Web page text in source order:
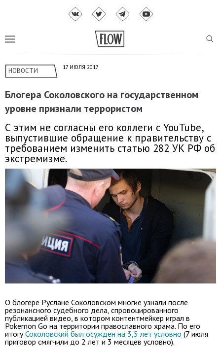
НОВОСТИ 17 ИЮЛЯ 2017
Блогера Соколовского на государственном
уровне признали террористом
С этим не согласны его коллеги с YouTube,
выпустившие обращение к правительству с
требованием изменить статью 282 УК РФ об
экстремизме.
О блогере Руслане Соколовском многие узнали после
резонансного судебного дела, спровоцированного
публикацией видео, в котором контентмейкер играл в
Pokemon Go на территории православного храма. По его
итогуСоколовский был осужден на 3,5 лет условно (7 июля
приговор смягчили до 2 лет и 3 месяцев условно).